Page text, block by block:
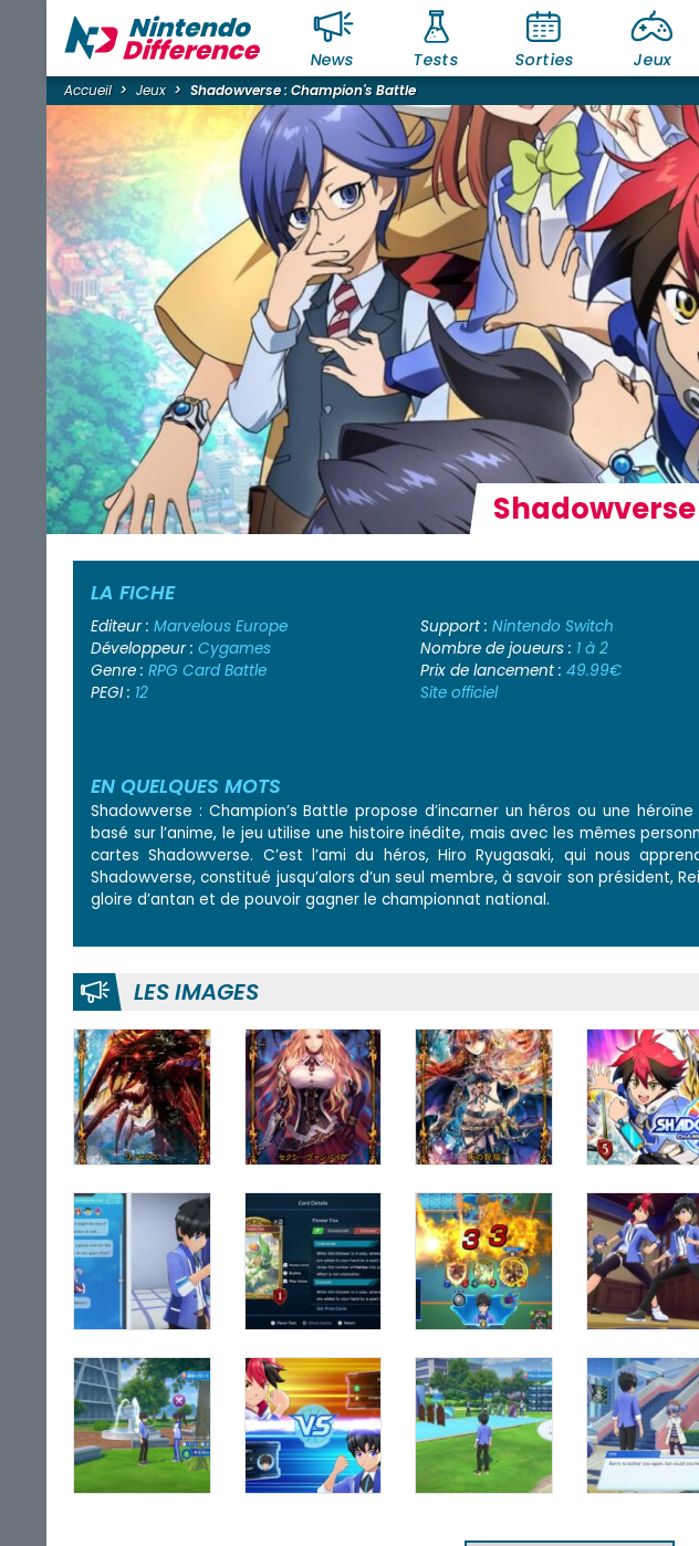
News Tests Sorties Jeux
Accueil Jeux Shadowverse : Champion's Battle
LA FICHE
Editeur : Marvelous Europe
Développeur : Cygames
Genre : RPG Card Battle
PEGI : 12
Support :Nintendo Switch
Nombre de joueurs : 1 à 2
Prix de lancement :49.99€
Site officiel
EN QUELQUES MOTS
Shadowverse : Champion’s Battle propose d’incarner un héros ou une
basé sur l’anime, le jeu utilise une histoire inédite, mais avec les mêmes
cartes Shadowverse. C’est l’ami du héros, Hiro Ryugasaki, qui nous
Shadowverse, constitué jusqu’alors d’un seul membre, à savoir son président,
gloire d’antan et de pouvoir gagner le championnat national.
LES IMAGES